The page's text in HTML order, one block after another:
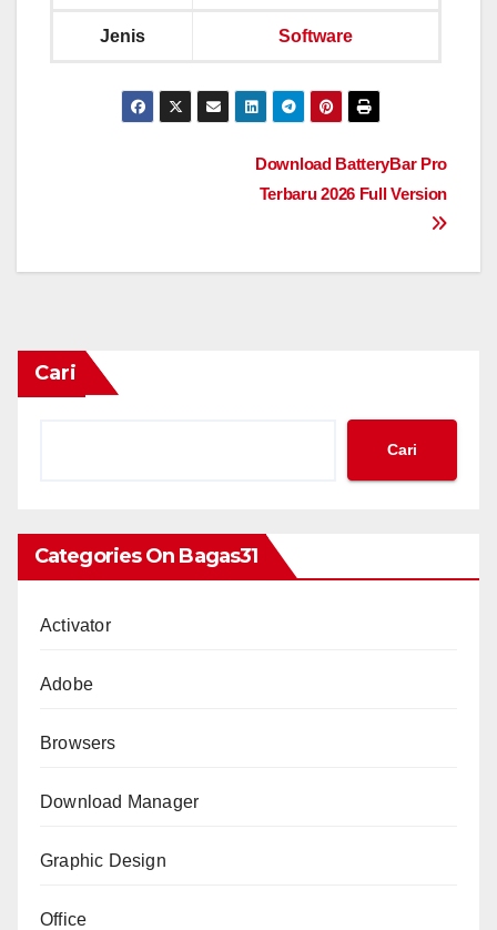
Jenis Software
Download BatteryBar Pro
Terbaru 2026 Full Version
Cari
Cari
Categories On Bagas31
Activator
Adobe
Browsers
Download Manager
Graphic Design
Office